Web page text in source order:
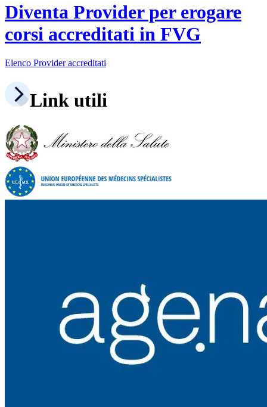
Diventa Provider per erogare
corsi accreditati in FVG
Elenco Provider accreditati
Link utili